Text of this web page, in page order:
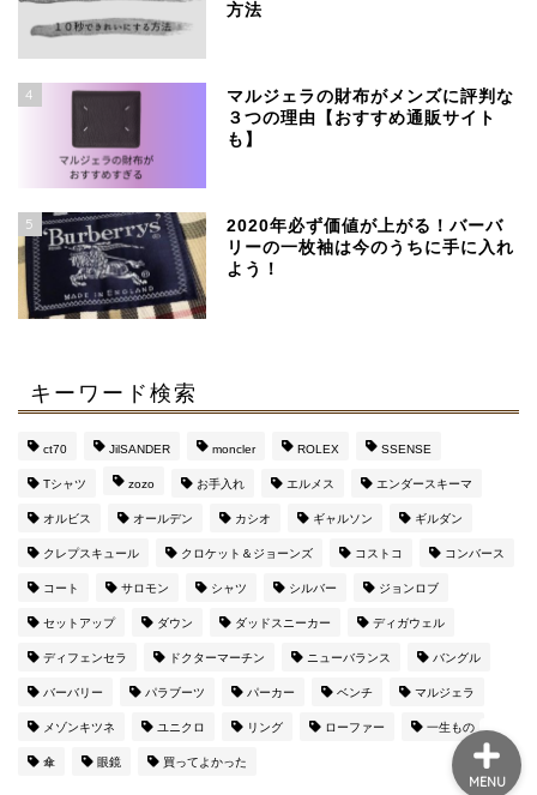
方法
4
マルジェラの財布がメンズに評判な
３つの理由【おすすめ通販サイト
も】
5
2020年必ず価値が上がる！バーバ
リーの一枚袖は今のうちに手に入れ
よう！
キーワード検索
ct70 JilSANDER moncler ROLEX SSENSE
Tシャツ zozo お手入れ エルメス エンダースキーマ
オルビス オールデン カシオ ギャルソン ギルダン
クレプスキュール クロケット＆ジョーンズ コストコ コンバース
コート サロモン シャツ シルバー ジョンロブ
セットアップ ダウン ダッドスニーカー ディガウェル
ディフェンセラ ドクターマーチン ニューバランス バングル
バーバリー パラブーツ パーカー ベンチ マルジェラ
メゾンキツネ ユニクロ リング ローファー 一生もの
傘 眼鏡 買ってよかった
MENU
めブランド
【マルジェラ】足袋ブー
ツのサイズ感と定価より
マルジェラの財布がメン
ズに評判な３つの理由
【おすすめ通販サイト
も】
このブログを運営してい
んな興味持って
ね・・・）